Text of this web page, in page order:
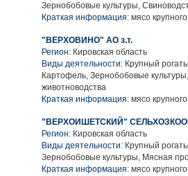
Зернобобовые культуры,
Краткая информация: мясо
"ВЕРХОВИНО" АО з.т.
Регион: Кировская область
Виды деятельности: Крупный
Картофель, Зернобобовые
животноводства
Краткая информация: мясо
"ВЕРХОИШЕТСКИЙ"
Регион: Кировская область
Виды деятельности: Крупный
Зернобобовые культуры, Мясная
Краткая информация: мясо